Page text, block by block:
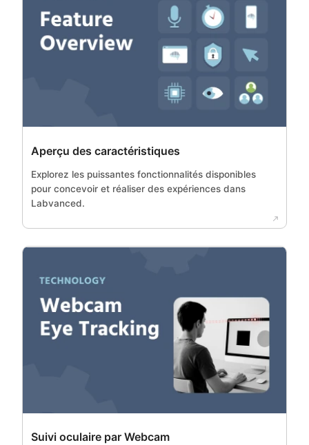
Aperçu des caractéristiques
Explorez les puissantes fonctionnalités disponibles
pour concevoir et réaliser des expériences dans
Labvanced.
Suivi oculaire par Webcam